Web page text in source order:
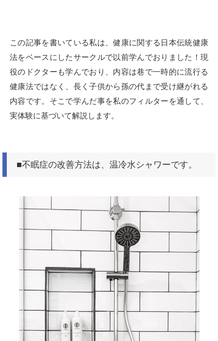
この記事を書いている私は、健康に関する日本伝統健康
法をベースにしたサークルで以前学んでおりました！現
役のドクターも学んでおり、内容は巷で一時的に流行る
健康法ではなく、長く子供から孫の代まで受け継がれる
内容です。そこで学んだ事を私のフィルターを通して、
実体験に基づいて解説します。
■不眠症の改善方法は、温冷水シャワーです。